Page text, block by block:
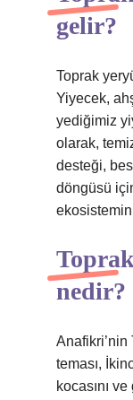
gelir?
Toprak
Yiyecek,
yediğimiz
olarak,
desteği,
döngüsü
nedir?
Anafikri’nin
teması,
kocasını